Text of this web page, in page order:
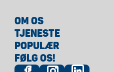
OM OS
TJENESTE
POPULÆR
FØLG OS!